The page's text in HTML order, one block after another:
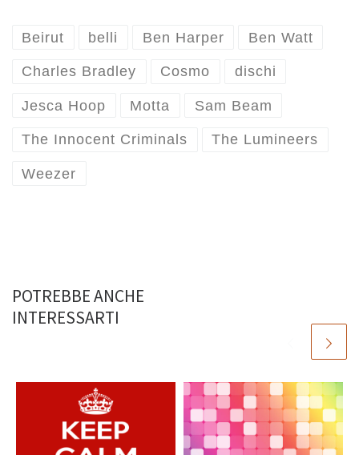
Beirut belli Ben Harper Ben Watt
Charles Bradley Cosmo dischi
Jesca Hoop Motta Sam Beam
The Innocent Criminals The Lumineers
Weezer
POTREBBE ANCHE
INTERESSARTI